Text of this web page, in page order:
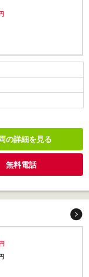
の詳細を見る
無料電話